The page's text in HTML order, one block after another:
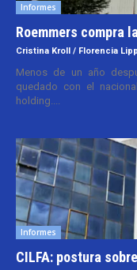
Informes
Roemmers compra
Cristina Kroll / Florencia
Menos de un año
quedado con el
holding....
Informes
CILFA: postura